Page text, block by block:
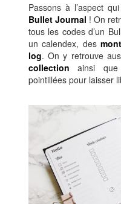
Passons à l’aspect
Bullet Journal ! On
tous les codes d’un
un calendex, des
log. On y retrouve
collection ainsi
pointillées pour laisser